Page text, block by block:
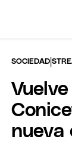
SOCIEDAD |
nueva